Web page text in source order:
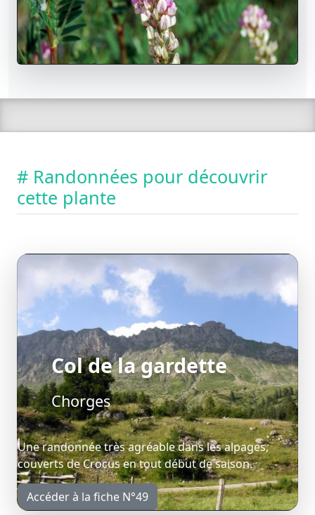
# Randonnées pour découvrir
cette plante
Col de la gardette
Chorges
Une randonnée très agréable dans les alpages,
couverts de Crocus en tout début de saison.
Accéder à la fiche N°49